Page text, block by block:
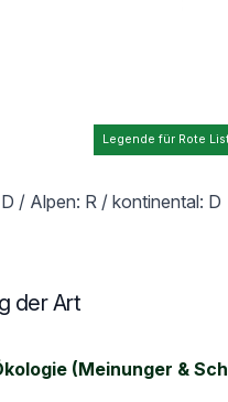
Legende für Rote
/ Alpen: R / kontinental: D
der Art
(Meinunger &